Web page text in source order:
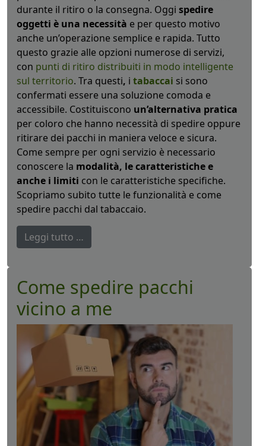
durante il ritiro o la consegna. Oggi spedire
oggetti è una necessità e per questo motivo
anche un’operazione semplice e rapida. Tutto
questo grazie alle opzioni numerose di servizi,
con punti di ritiro distribuiti in modo intelligente
sul territorio. Tra questi, i tabaccai si sono
confermati essere una soluzione comoda e
accessibile. Costituiscono un’alternativa pratica
per coloro che hanno necessità di spedire oppure
ritirare dei pacchi in maniera veloce e sicura.
Come sempre per ogni servizio è necessario
conoscere la modalità, le caratteristiche e
anche i limiti con le caratteristiche specifiche.
Scopriamo subito tutte le funzionalità e come
spedire pacchi dal tabaccaio.
Leggi tutto …
Come spedire pacchi
vicino a me